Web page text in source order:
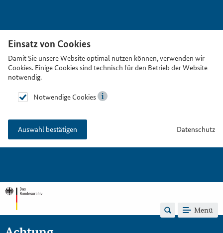
Einsatz von Cookies
Damit Sie unsere Website optimal nutzen können, verwenden wir
Cookies. Einige Cookies sind technisch für den Betrieb der Website
notwendig.
Notwendige Cookies
Auswahl bestätigen Datenschutz
Menü